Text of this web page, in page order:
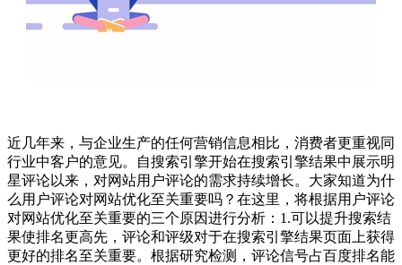
近几年来，与企业生产的任何营销信息相比，消费者更重视同
行业中客户的意见。自搜索引擎开始在搜索引擎结果中展示明
星评论以来，对网站用户评论的需求持续增长。大家知道为什
么用户评论对网站优化至关重要吗？在这里，将根据用户评论
对网站优化至关重要的三个原因进行分析：1.可以提升搜索结
果使排名更高先，评论和评级对于在搜索引擎结果页面上获得
更好的排名至关重要。根据研究检测，评论信号占百度排名能